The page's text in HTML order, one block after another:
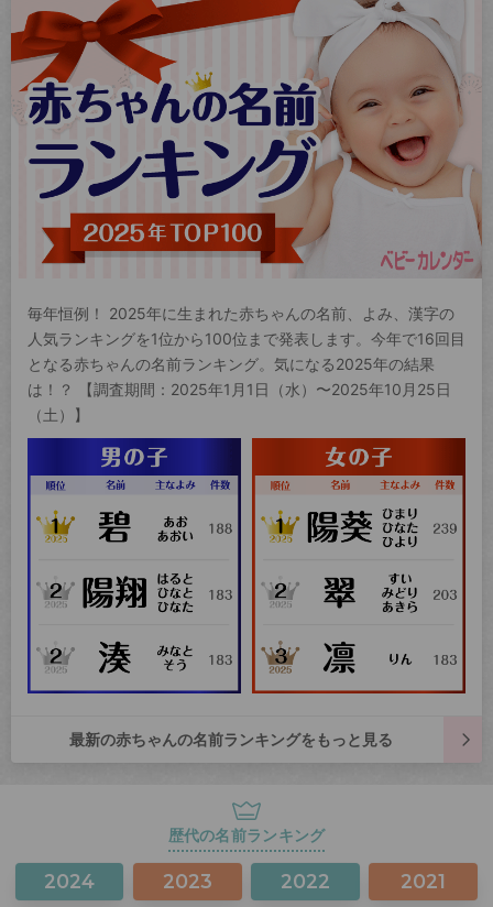
毎年恒例！ 2025年に生まれた赤ちゃんの名前、よみ、漢字の
人気ランキングを1位から100位まで発表します。今年で16回目
となる赤ちゃんの名前ランキング。気になる2025年の結果
は！？ 【調査期間：2025年1月1日（水）〜2025年10月25日
（土）】
最新の赤ちゃんの名前ランキングをもっと見る
歴代の名前ランキング
2024 2023 2022 2021